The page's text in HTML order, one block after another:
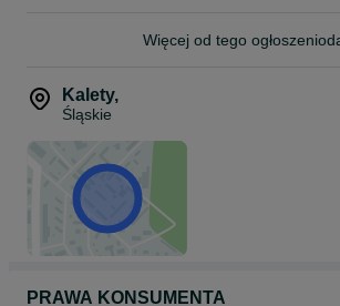
Więcej od tego
Kalety,
Śląskie
PRAWA KONSUMENTA